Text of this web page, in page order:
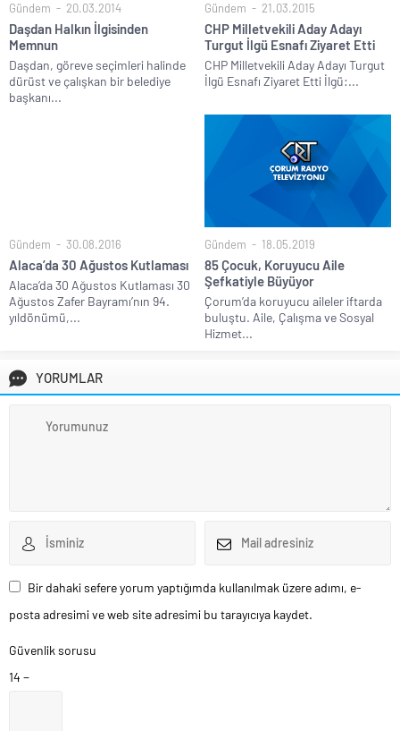
Gündem 20.03.2014
Daşdan Halkın İlgisinden
Memnun
Daşdan, göreve seçimleri halinde
dürüst ve çalışkan bir belediye
başkanı...
Gündem 21.03.2015
CHP Milletvekili Aday Adayı
Turgut İlgü Esnafı Ziyaret Etti
CHP Milletvekili Aday Adayı Turgut
İlgü Esnafı Ziyaret Etti İlgü:...
Gündem 30.08.2016
Alaca’da 30 Ağustos Kutlaması
Alaca’da 30 Ağustos Kutlaması 30
Ağustos Zafer Bayramı’nın 94.
yıldönümü,...
Gündem 18.05.2019
85 Çocuk, Koruyucu Aile
Şefkatiyle Büyüyor
Çorum’da koruyucu aileler iftarda
buluştu. Aile, Çalışma ve Sosyal
Hizmet...
YORUMLAR
Bir dahaki sefere yorum yaptığımda kullanılmak üzere adımı, e-
posta adresimi ve web site adresimi bu tarayıcıya kaydet.
Güvenlik sorusu
14 −